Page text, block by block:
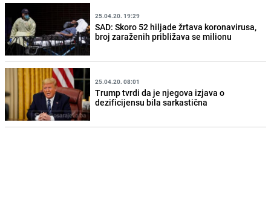
25.04.20. 19:29
SAD: Skoro 52 hiljade žrtava koronavirusa,
broj zaraženih približava se milionu
25.04.20. 08:01
Trump tvrdi da je njegova izjava o
dezificijensu bila sarkastična